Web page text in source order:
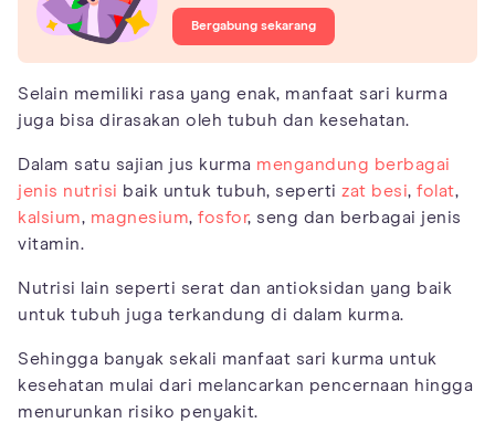
Bergabung sekarang
Selain memiliki rasa yang enak, manfaat sari kurma
juga bisa dirasakan oleh tubuh dan kesehatan.
Dalam satu sajian jus kurma mengandung berbagai
jenis nutrisi baik untuk tubuh, seperti zat besi, folat,
kalsium, magnesium, fosfor, seng dan berbagai jenis
vitamin.
Nutrisi lain seperti serat dan antioksidan yang baik
untuk tubuh juga terkandung di dalam kurma.
Sehingga banyak sekali manfaat sari kurma untuk
kesehatan mulai dari melancarkan pencernaan hingga
menurunkan risiko penyakit.